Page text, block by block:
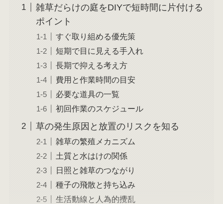
雑草だらけの庭をDIYで短時間に片付ける
ポイント
すぐ取り組める優先策
短期で目に見える手入れ
長期で抑える考え方
費用と作業時間の目安
必要な道具の一覧
初回作業のスケジュール
草の発生原因と放置のリスクを知る
雑草の繁殖メカニズム
土質と水はけの関係
日照と雑草のつながり
種子の飛散と持ち込み
生活動線と人為的攪乱